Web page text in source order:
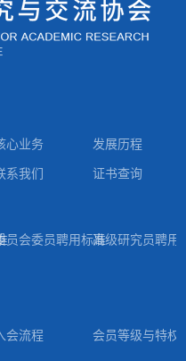
心业务 发展历程
系我们 证书查询
员会委员聘用标准高级研究员聘用
会流程 会员等级与特权